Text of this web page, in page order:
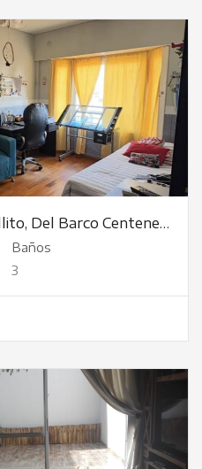
Del Barco Centenera, al 500
Baños
3